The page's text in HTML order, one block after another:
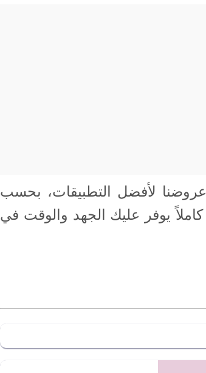
لأفضل التطبيقات، بحسب
يوفر عليك الجهد والوقت في